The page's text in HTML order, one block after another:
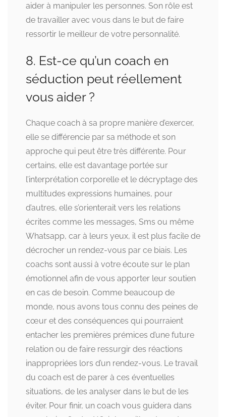
aider à manipuler les personnes. Son rôle est
de travailler avec vous dans le but de faire
ressortir le meilleur de votre personnalité.
8. Est-ce qu’un coach en
séduction peut réellement
vous aider ?
Chaque coach à sa propre manière d’exercer,
elle se différencie par sa méthode et son
approche qui peut être très différente. Pour
certains, elle est davantage portée sur
l’interprétation corporelle et le décryptage des
multitudes expressions humaines, pour
d’autres, elle s’orienterait vers les relations
écrites comme les messages, Sms ou même
Whatsapp, car à leurs yeux, il est plus facile de
décrocher un rendez-vous par ce biais. Les
coachs sont aussi à votre écoute sur le plan
émotionnel afin de vous apporter leur soutien
en cas de besoin. Comme beaucoup de
monde, nous avons tous connu des peines de
cœur et des conséquences qui pourraient
entacher les premières prémices d’une future
relation ou de faire ressurgir des réactions
inappropriées lors d’un rendez-vous. Le travail
du coach est de parer à ces éventuelles
situations, de les analyser dans le but de les
éviter. Pour finir, un coach vous guidera dans